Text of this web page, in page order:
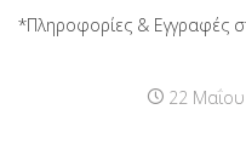
*Πληροφορίες & Εγγραφές
22